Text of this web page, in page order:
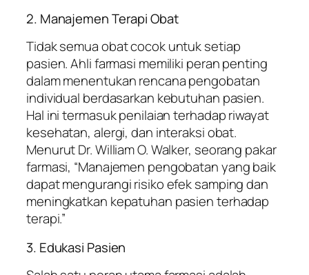
2. Manajemen Terapi Obat
Tidak semua obat cocok untuk setiap
pasien. Ahli farmasi memiliki peran penting
dalam menentukan rencana pengobatan
individual berdasarkan kebutuhan pasien.
Hal ini termasuk penilaian terhadap riwayat
kesehatan, alergi, dan interaksi obat.
Menurut Dr. William O. Walker, seorang pakar
farmasi, “Manajemen pengobatan yang baik
dapat mengurangi risiko efek samping dan
meningkatkan kepatuhan pasien terhadap
terapi.”
3. Edukasi Pasien